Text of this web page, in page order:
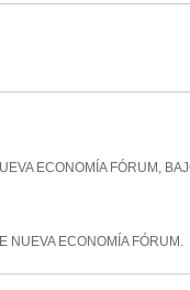
ECONOMÍA FÓRUM,
NUEVA ECONOMÍA FÓRUM.